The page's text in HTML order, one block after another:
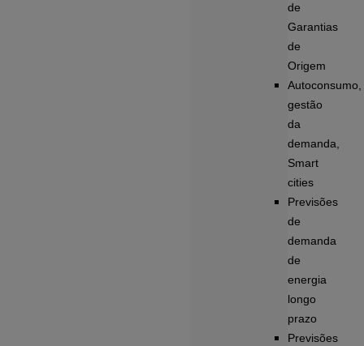
de
Garantias
de
Origem
Autoconsumo,
gestão
da
demanda,
Smart
cities
Previsões
de
demanda
de
energia
longo
prazo
Previsões